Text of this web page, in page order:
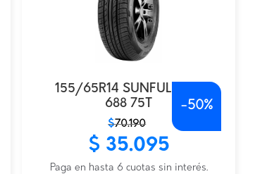
155/65R14 SUNFULL SF-
688 75T
$70.190
era:
es:
$ 35.095
Paga en hasta 6 cuotas sin interés.
-50%